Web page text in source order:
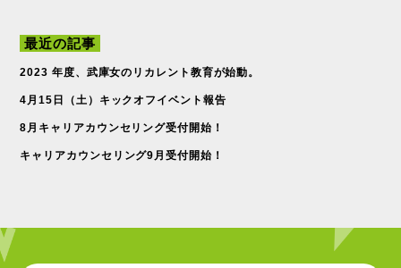
最近の記事
2023 年度、武庫女のリカレント教育が始動。
4月15日（土）キックオフイベント報告
8月キャリアカウンセリング受付開始！
キャリアカウンセリング9月受付開始！